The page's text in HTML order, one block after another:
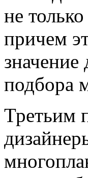
не
причем
значение
подбора
Третьим